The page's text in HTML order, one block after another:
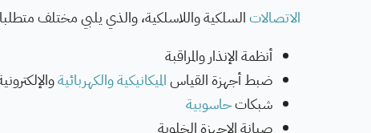
الاتصالاتالسلكية واللاسلكية، والذي يلبي مختلف
أنظمة الإنذار والمراقبة
ضبط أجهزة القياسالميكانيكيةوالكهربائية
شبكاتحاسوبية
صيانة الاجهزة الخلوية